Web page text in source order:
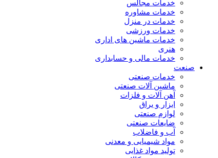
خدمات مجالس
خدمات مشاوره
خدمات در منزل
خدمات ورزشی
خدمات ماشین های اداری
هنری
خدمات مالی و حسابداری
صنعت
خدمات صنعتی
ماشین آلات صنعتی
آهن آلات و فلزات
ابزار و یراق
لوازم صنعتی
ضایعات صنعتی
آب و فاضلاب
مواد شیمیایی و معدنی
تولید مواد غذایی